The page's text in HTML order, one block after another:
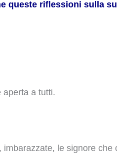
queste riflessioni sulla
aperta a tutti.
le signore che